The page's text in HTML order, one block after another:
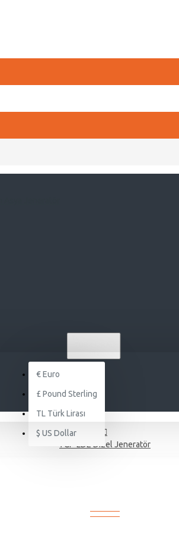
€Euro
£ Pound Sterling
TL Türk Lirası
$ US Dollar
7GF-LDE Dizel Jeneratör